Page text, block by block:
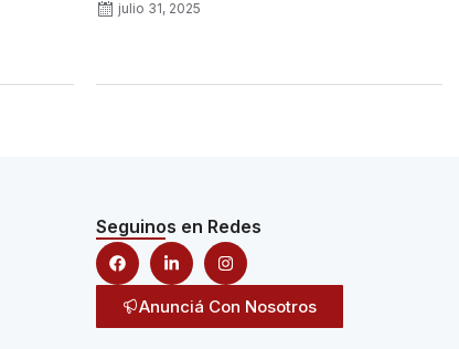
julio 31, 2025
Seguinos en Redes
Anunciá Con Nosotros